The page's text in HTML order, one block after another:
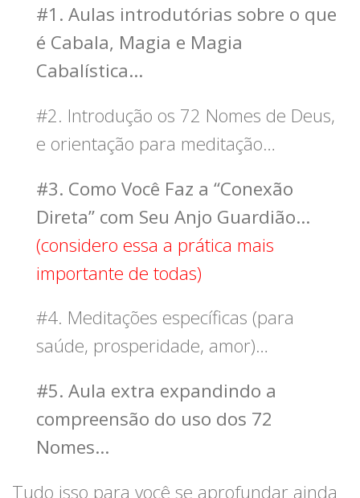
#1. Aulas introdutórias sobre o que
é Cabala, Magia e Magia
Cabalística…
#2. Introdução os 72 Nomes de Deus,
e orientação para meditação…
#3. Como Você Faz a “Conexão
Direta” com Seu Anjo Guardião…
(considero essa a prática mais
importante de todas)
#4. Meditações específicas (para
saúde, prosperidade, amor)…
#5. Aula extra expandindo a
compreensão do uso dos 72
Nomes…
Tudo isso para você se aprofundar ainda